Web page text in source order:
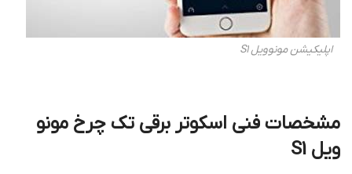
اپلیکیشن مونوویل S1
مشخصات فنی اسکوتر برقی تک چرخ مونو
ویل S1